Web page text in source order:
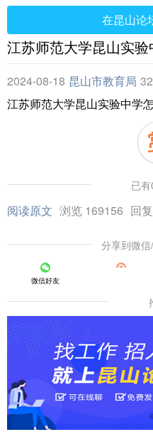
在昆山论
江苏师范大学昆山实验
2024-08-18 昆山市教育局
江苏师范大学昆山实验中学
已
阅读原文 浏览 169156 回
分享到微
微信好友